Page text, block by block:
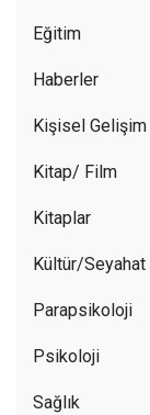
Eğitim
Haberler
Kişisel Gelişim
Kitap/ Film
Kitaplar
Kültür/Seyahat
Parapsikoloji
Psikoloji
Sağlık